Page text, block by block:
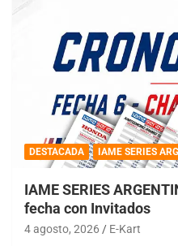
DESTACADA IAME SERIES
IAME SERIES
fecha con Invitados
4 agosto, 2026 E-Kart